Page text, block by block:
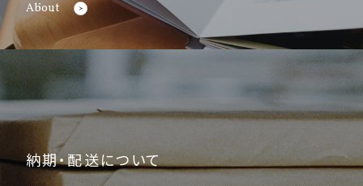
About
納期・配送について